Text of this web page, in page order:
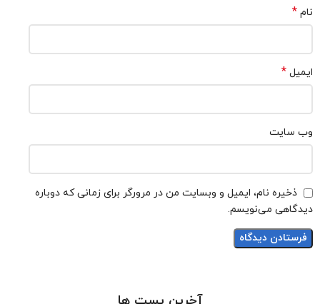
نام *
ایمیل *
وب‌ سایت
ذخیره نام، ایمیل و وبسایت من در مرورگر برای زمانی که دوباره
دیدگاهی می‌نویسم.